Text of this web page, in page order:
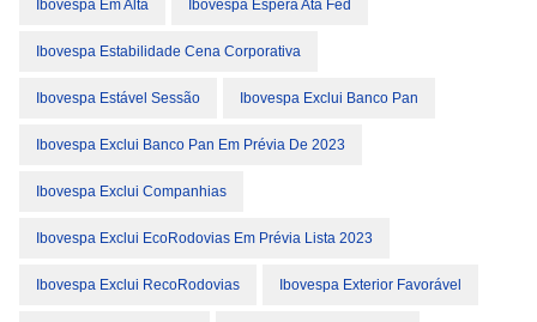
Ibovespa Em Alta Ibovespa Espera Ata Fed
Ibovespa Estabilidade Cena Corporativa
Ibovespa Estável Sessão Ibovespa Exclui Banco Pan
Ibovespa Exclui Banco Pan Em Prévia De 2023
Ibovespa Exclui Companhias
Ibovespa Exclui EcoRodovias Em Prévia Lista 2023
Ibovespa Exclui RecoRodovias Ibovespa Exterior Favorável